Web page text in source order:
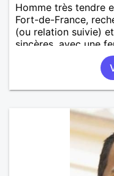
Homme très tendre
Fort-de-France,
(ou relation suivie)
sincères, avec une
randonnés, assez
piments et
complice pour long
suis entièrement